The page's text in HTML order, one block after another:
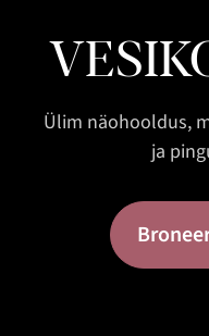
Ülim näohooldus,
ja